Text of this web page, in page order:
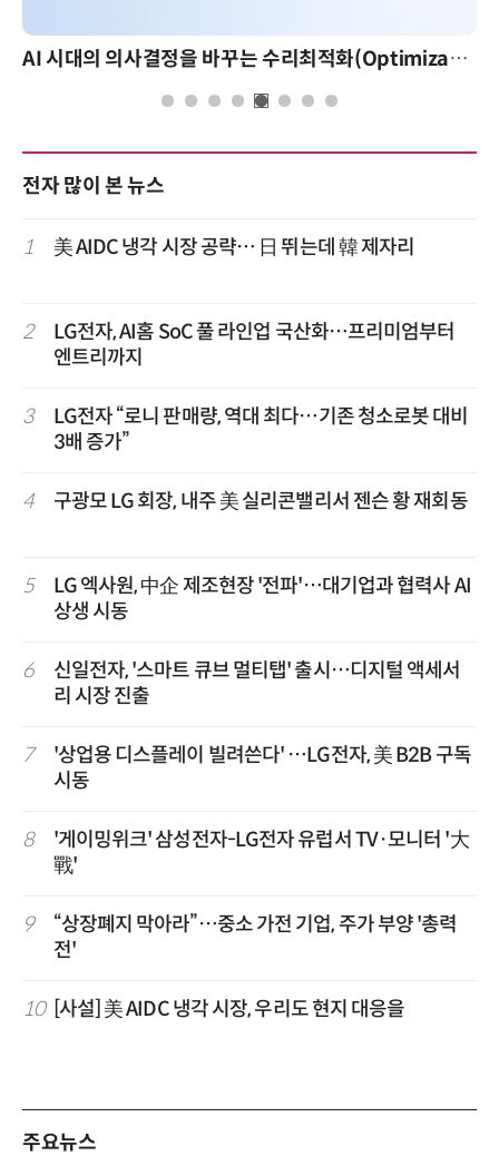
AI 시대의 의사결정을 바꾸는 수리최적화(Optimization): 실제 산업 적용 사례와 활용 전략
전자 많이 본 뉴스
1 美 AIDC 냉각 시장 공략… 日 뛰는데 韓 제자리
2
LG전자, AI홈 SoC 풀 라인업 국산화…프리미엄부터
엔트리까지
3
LG전자 “로니 판매량, 역대 최다…기존 청소로봇 대비
3배 증가”
4 구광모 LG 회장, 내주 美 실리콘밸리서 젠슨 황 재회동
5
LG 엑사원, 中企 제조현장 '전파'…대기업과 협력사 AI
상생 시동
6
신일전자, '스마트 큐브 멀티탭' 출시…디지털 액세서
리 시장 진출
7
'상업용 디스플레이 빌려쓴다' …LG전자, 美 B2B 구독
시동
8
'게이밍위크' 삼성전자-LG전자 유럽서 TV·모니터 '大
戰'
9
“상장폐지 막아라”…중소 가전 기업, 주가 부양 '총력
전'
10 [사설] 美 AIDC 냉각 시장, 우리도 현지 대응을
주요뉴스